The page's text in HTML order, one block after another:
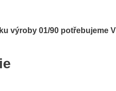
výroby 01/90 potřebujeme